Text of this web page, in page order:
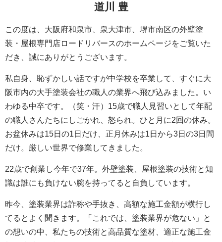
道川 豊
この度は、大阪府和泉市、泉大津市、堺市南区の外壁塗
装・屋根専門店ロードリバースのホームページをご覧いた
だき、誠にありがとうございます。
私自身、恥ずかしい話ですが中学校を卒業して、すぐに大
阪市内の大手塗装会社の職人の業界へ飛び込みました。い
わゆる中卒です。（笑・汗）15歳で職人見習いとして年配
の職人さんたちにしごかれ、怒られ。ひと月に2回の休み。
お盆休みは15日の1日だけ、正月休みは1日から3日の3日間
だけ。厳しい世界で修業してきました。
22歳で創業し今年で37年。外壁塗装、屋根塗装の技術と知
識は誰にも負けない腕を持ってると自負しています。
昨今、塗装業界は詐称や手抜き、高額な施工金額が横行し
てるとよく聞きます。「これでは、塗装業界が危ない」と
の想いの中、私たちの技術と高品質な塗材、適正な施工金